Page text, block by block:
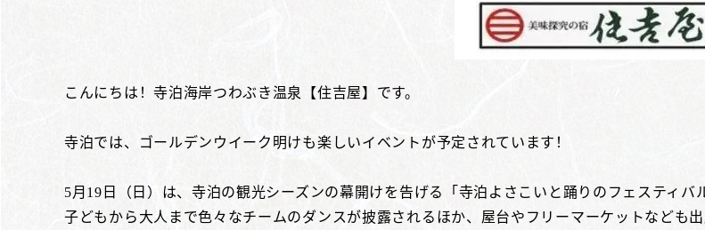
こんにちは！寺泊海岸つわぶき温泉【住吉屋】です。
寺泊では、ゴールデンウイーク明けも楽しいイベントが予定されています！
5月19日（日）は、寺泊の観光シーズンの幕開けを告げる「寺泊よさこいと踊りのフェスティ
子どもから大人まで色々なチームのダンスが披露されるほか、屋台やフリーマーケットなども